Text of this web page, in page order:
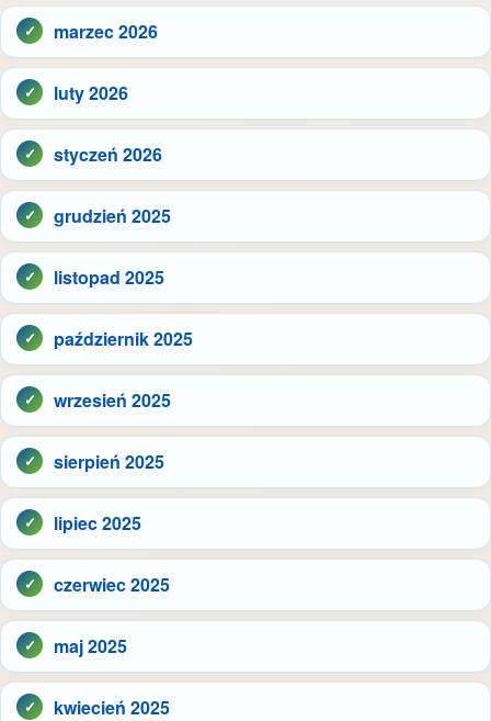
marzec 2026
luty 2026
styczeń 2026
grudzień 2025
listopad 2025
październik 2025
wrzesień 2025
sierpień 2025
lipiec 2025
czerwiec 2025
maj 2025
kwiecień 2025